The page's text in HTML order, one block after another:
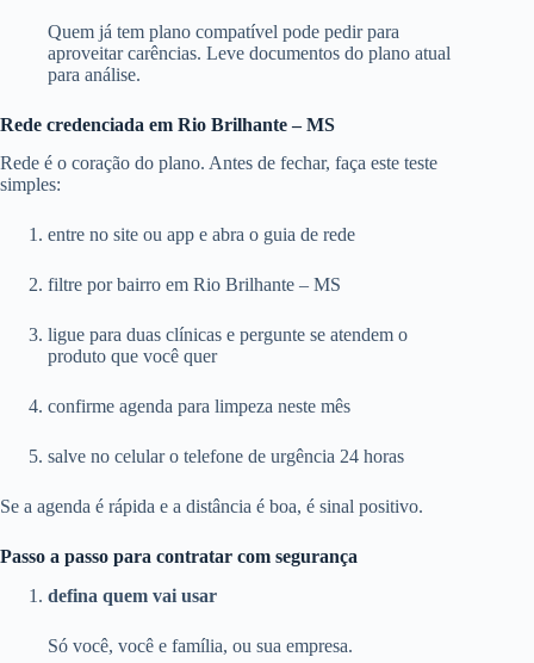
Quem já tem plano compatível pode pedir para
aproveitar carências. Leve documentos do plano atual
para análise.
Rede credenciada em Rio Brilhante – MS
Rede é o coração do plano. Antes de fechar, faça este teste
simples:
entre no site ou app e abra o guia de rede
filtre por bairro em Rio Brilhante – MS
ligue para duas clínicas e pergunte se atendem o
produto que você quer
confirme agenda para limpeza neste mês
salve no celular o telefone de urgência 24 horas
Se a agenda é rápida e a distância é boa, é sinal positivo.
Passo a passo para contratar com segurança
defina quem vai usar
Só você, você e família, ou sua empresa.